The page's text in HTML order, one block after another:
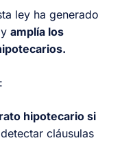
ley ha generado
amplía los
hipotecario si
cláusulas